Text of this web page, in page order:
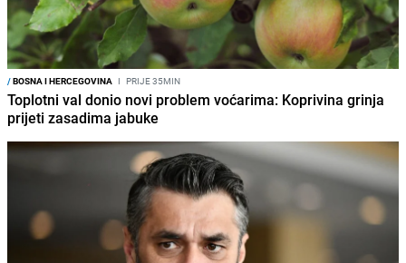
/BOSNA I HERCEGOVINA I PRIJE 35MIN
Toplotni val donio novi problem voćarima: Koprivina grinja
prijeti zasadima jabuke